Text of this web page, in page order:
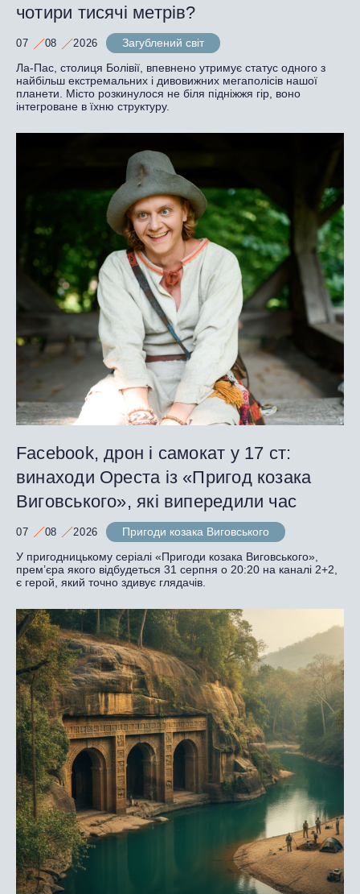
чотири тисячі метрів?
07 08 2026
Загублений світ
Ла-Пас, столиця Болівії, впевнено утримує статус одного з
найбільш екстремальних і дивовижних мегаполісів нашої
планети. Місто розкинулося не біля підніжжя гір, воно
інтегроване в їхню структуру.
Facebook, дрон і самокат у 17 ст:
винаходи Ореста із «Пригод козака
Виговського», які випередили час
07 08 2026
Пригоди козака Виговського
У пригодницькому серіалі «Пригоди козака Виговського»,
прем’єра якого відбудеться 31 серпня о 20:20 на каналі 2+2,
є герой, який точно здивує глядачів.